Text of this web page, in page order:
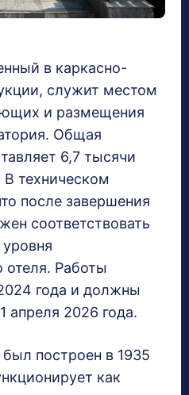
в каркасно-
служит местом
и размещения
Общая
6,7 тысячи
техническом
после завершения
соответствовать
отеля. Работы
года и должны
апреля 2026 года.
построен в 1935
как